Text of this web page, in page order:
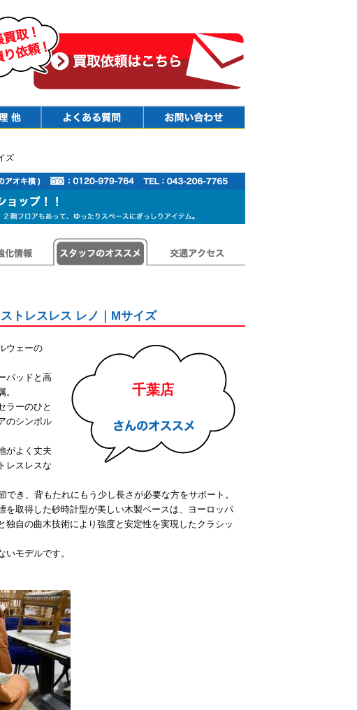
ズ
トレスレス レノ｜Mサイズ
千葉店
ウェーの
パッドと高
ラーのひと
のシンボル
がよく丈夫
レスレスな
でき、背もたれにもう少し長さが必要な方をサポート。
を取得した砂時計型が美しい木製ベースは、ヨーロッパ
独自の曲木技術により強度と安定性を実現したクラシッ
モデルです。